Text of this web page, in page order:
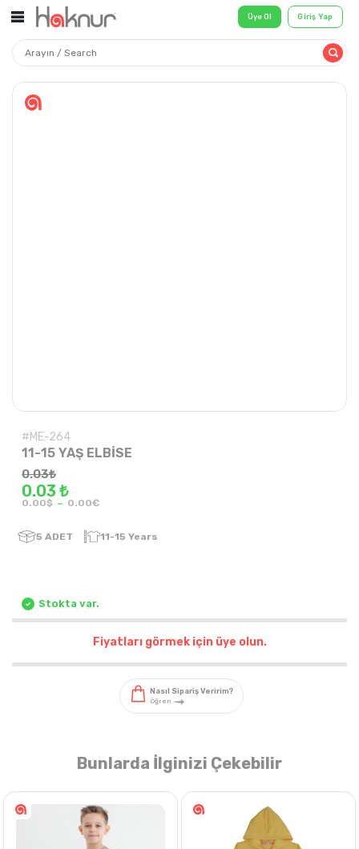
Üye Ol
#ME-264
11-15 YAŞ ELBİSE
0.03₺
0.03 ₺
0.00$ - 0.00€
5 ADET 11-15 Years
Stokta var.
Fiyatları görmek için üye olun.
Bunlarda İlginizi Çekebilir